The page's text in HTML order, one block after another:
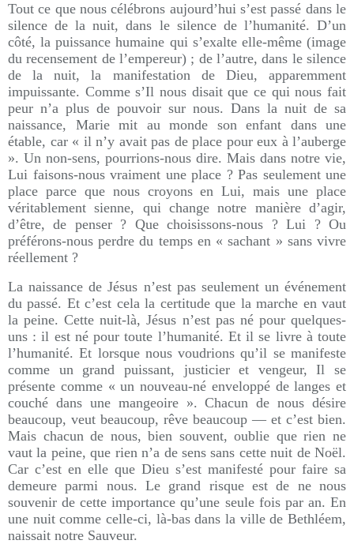
Tout ce que nous célébrons aujourd’hui s’est passé dans le
silence de la nuit, dans le silence de l’humanité. D’un
côté, la puissance humaine qui s’exalte elle-même (image
du recensement de l’empereur) ; de l’autre, dans le silence
de la nuit, la manifestation de Dieu, apparemment
impuissante. Comme s’Il nous disait que ce qui nous fait
peur n’a plus de pouvoir sur nous. Dans la nuit de sa
naissance, Marie mit au monde son enfant dans une
étable, car « il n’y avait pas de place pour eux à l’auberge
». Un non-sens, pourrions-nous dire. Mais dans notre vie,
Lui faisons-nous vraiment une place ? Pas seulement une
place parce que nous croyons en Lui, mais une place
véritablement sienne, qui change notre manière d’agir,
d’être, de penser ? Que choisissons-nous ? Lui ? Ou
préférons-nous perdre du temps en « sachant » sans vivre
réellement ?
La naissance de Jésus n’est pas seulement un événement
du passé. Et c’est cela la certitude que la marche en vaut
la peine. Cette nuit-là, Jésus n’est pas né pour quelques-
uns : il est né pour toute l’humanité. Et il se livre à toute
l’humanité. Et lorsque nous voudrions qu’il se manifeste
comme un grand puissant, justicier et vengeur, Il se
présente comme « un nouveau-né enveloppé de langes et
couché dans une mangeoire ». Chacun de nous désire
beaucoup, veut beaucoup, rêve beaucoup — et c’est bien.
Mais chacun de nous, bien souvent, oublie que rien ne
vaut la peine, que rien n’a de sens sans cette nuit de Noël.
Car c’est en elle que Dieu s’est manifesté pour faire sa
demeure parmi nous. Le grand risque est de ne nous
souvenir de cette importance qu’une seule fois par an. En
une nuit comme celle-ci, là-bas dans la ville de Bethléem,
naissait notre Sauveur.